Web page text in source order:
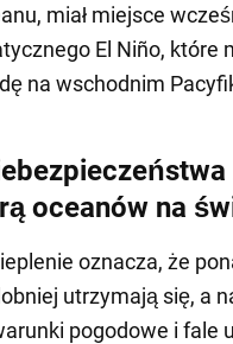
miał miejsce
El Niño, które
na wschodnim
oceanów na
oznacza, że
utrzymają się, a
pogodowe i fale